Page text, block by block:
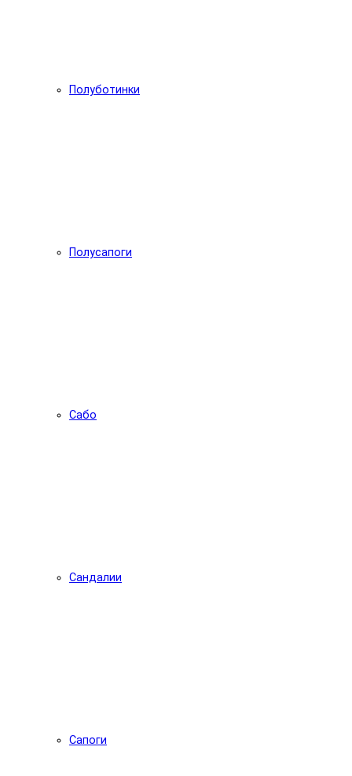
Полуботинки
Полусапоги
Сабо
Сандалии
Сапоги